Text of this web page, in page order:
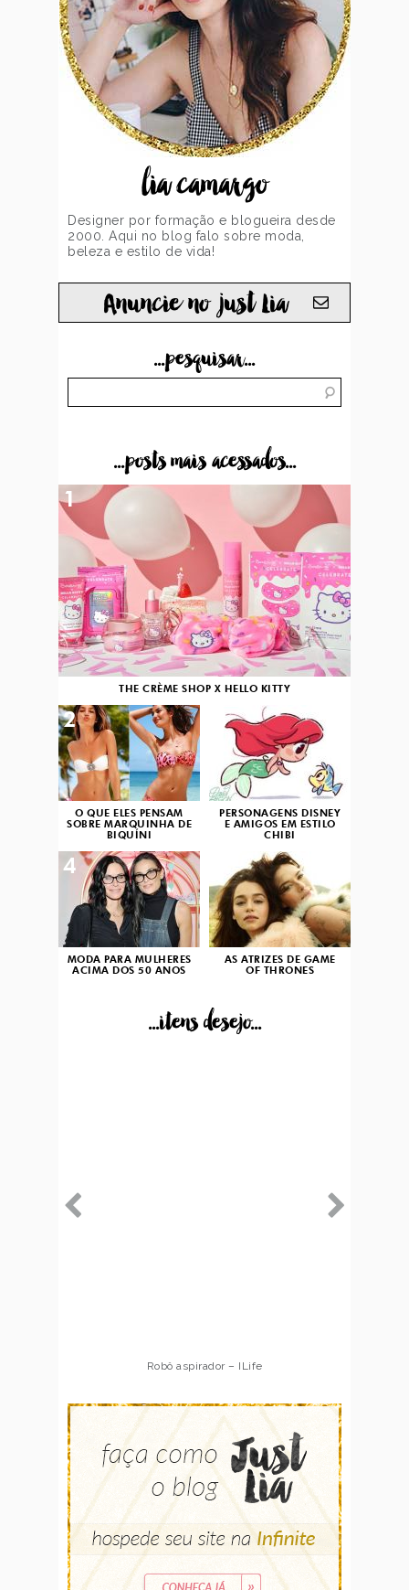
lia camargo
Designer por formação e blogueira desde
2000. Aqui no blog falo sobre moda,
beleza e estilo de vida!
Anuncie no just Lia
...pesquisar...
...posts mais acessados...
THE CRÈME SHOP X HELLO KITTY
1
O QUE ELES PENSAM
SOBRE MARQUINHA DE
BIQUÍNI
2
PERSONAGENS DISNEY
E AMIGOS EM ESTILO
CHIBI
3
MODA PARA MULHERES
ACIMA DOS 50 ANOS
4
AS ATRIZES DE GAME
OF THRONES
...itens desejo...
Robô aspirador – ILife